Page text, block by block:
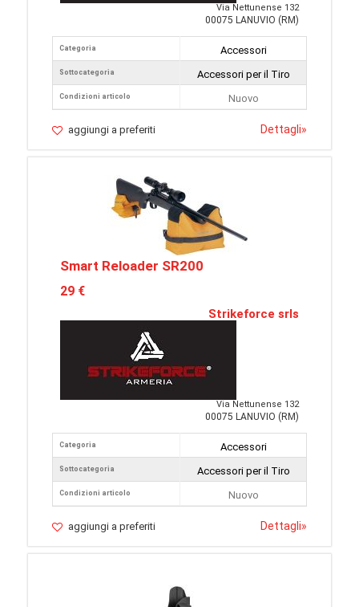
Via Nettunense 132
00075 LANUVIO (RM)
Categoria
Sottocategoria
Condizioni articolo
Accessori
Accessori per il Tiro
Nuovo
aggiungi a preferiti Dettagli»
Smart Reloader SR200
29 €
Strikeforce srls
Via Nettunense 132
00075 LANUVIO (RM)
Categoria
Sottocategoria
Condizioni articolo
Accessori
Accessori per il Tiro
Nuovo
aggiungi a preferiti Dettagli»